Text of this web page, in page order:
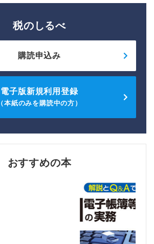
税のしるべ
購読申込み
電子版新規利用登録
（本紙のみを購読中の方）
おすすめの本